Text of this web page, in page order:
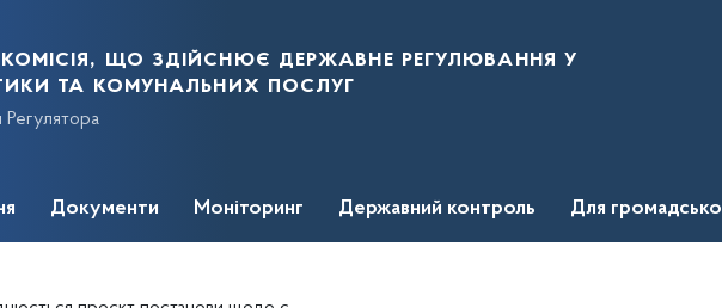
що здійснює державне регулювання у
та комунальних послуг
Документи Моніторинг Державний контроль Для